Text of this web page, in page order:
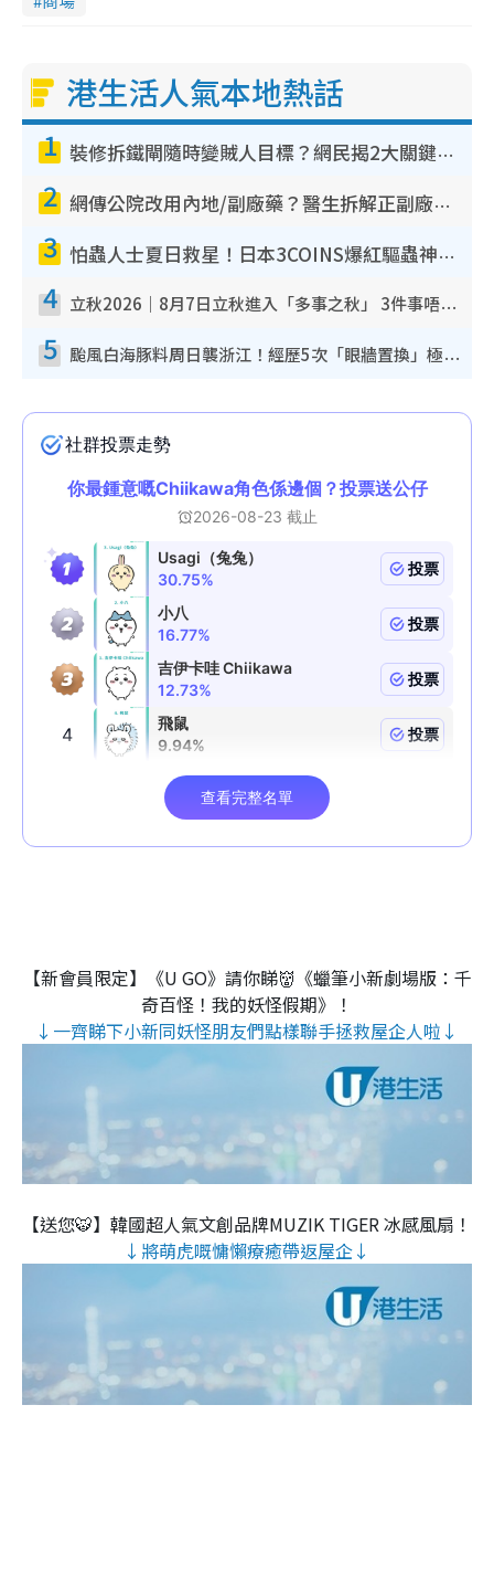
港生活人氣本地熱話
1 裝修拆鐵閘隨時變賊人目標？網民揭2大關鍵用途：裝新式等於白裝？附新舊鐵閘分別
2 網傳公院改用內地/副廠藥？醫生拆解正副廠分別 揭4類人換藥隨時出事
3 怕蟲人士夏日救星！日本3COINS爆紅驅蟲神器$45起 1招「全程免觸碰」輕鬆搞定小強
4 立秋2026｜8月7日立秋進入「多事之秋」 3件事唔做得！專家教6招開運 清枱頭／銀包納氣接好運
5 颱風白海豚料周日襲浙江！經歷5次「眼牆置換」極罕見 成登陸內地最長途颱風
【新會員限定】《U GO》請你睇👹《蠟筆小新劇場版：千
奇百怪！我的妖怪假期》！
↓一齊睇下小新同妖怪朋友們點樣聯手拯救屋企人啦↓
【送您🐯】韓國超人氣文創品牌MUZIK TIGER 冰感風扇！
↓將萌虎嘅慵懶療癒帶返屋企↓